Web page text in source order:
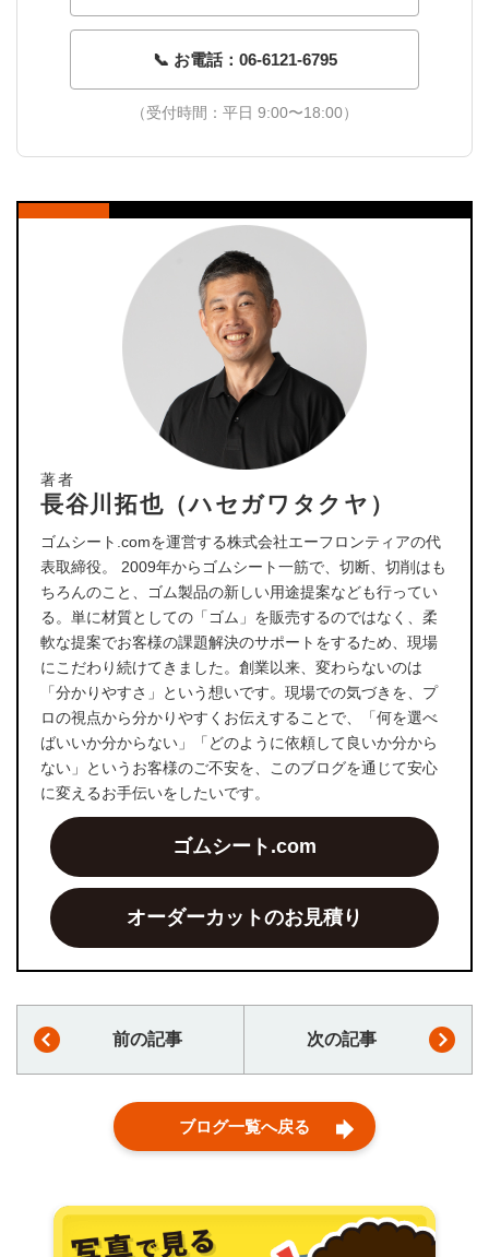
📞 お電話：06-6121-6795
（受付時間：平日 9:00〜18:00）
著者
長谷川拓也（ハセガワタクヤ）
ゴムシート.comを運営する株式会社エーフロンティアの代
表取締役。 2009年からゴムシート一筋で、切断、切削はも
ちろんのこと、ゴム製品の新しい用途提案なども行ってい
る。単に材質としての「ゴム」を販売するのではなく、柔
軟な提案でお客様の課題解決のサポートをするため、現場
にこだわり続けてきました。創業以来、変わらないのは
「分かりやすさ」という想いです。現場での気づきを、プ
ロの視点から分かりやすくお伝えすることで、「何を選べ
ばいいか分からない」「どのように依頼して良いか分から
ない」というお客様のご不安を、このブログを通じて安心
に変えるお手伝いをしたいです。
ゴムシート.com
オーダーカットのお見積り
前の記事 次の記事
ブログ一覧へ戻る